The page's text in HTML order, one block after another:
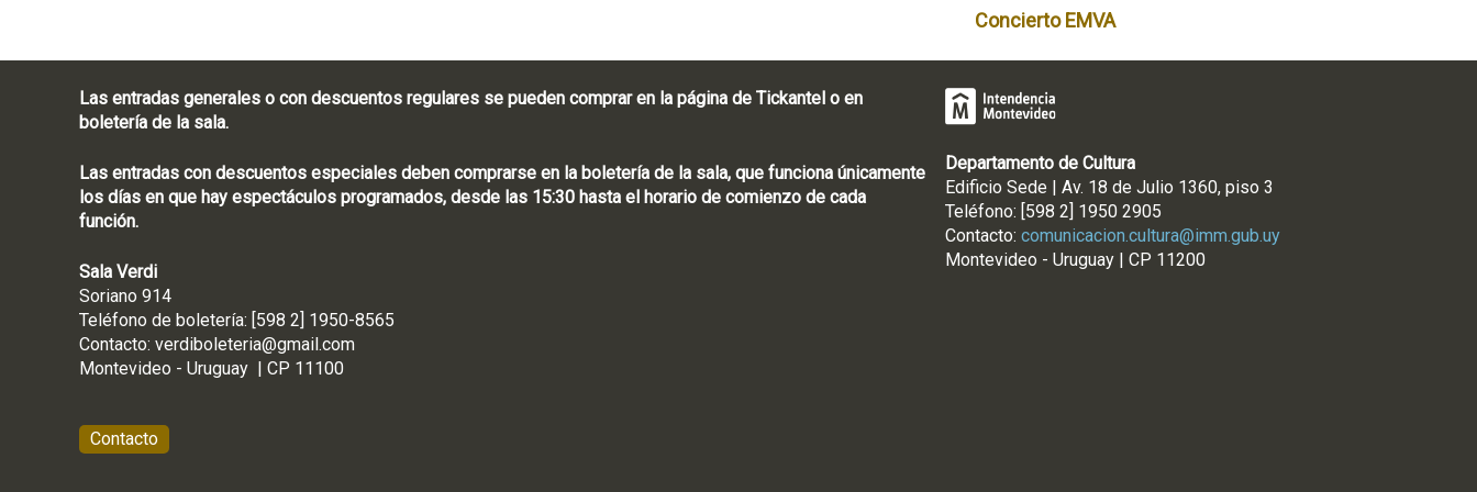
Concierto EMVA
Las entradas generales o con descuentos regulares se pueden comprar en la página de Tickantel o en
boletería de la sala.
Las entradas con descuentos especiales deben comprarse en la boletería de la sala, que funciona únicamente
los días en que hay espectáculos programados, desde las 15:30 hasta el horario de comienzo de cada
función.
Sala Verdi
Soriano 914
Teléfono de boletería: [598 2] 1950-8565
Contacto: verdiboleteria@gmail.com
Montevideo - Uruguay | CP 11100
Contacto
Departamento de Cultura
Edificio Sede | Av. 18 de Julio 1360, piso 3
Teléfono: [598 2] 1950 2905
Contacto: comunicacion.cultura@imm.gub.uy
Montevideo - Uruguay | CP 11200